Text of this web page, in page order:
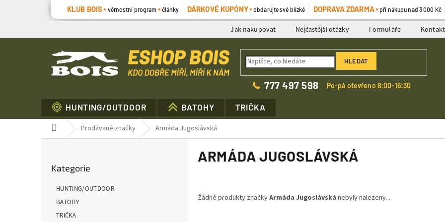
KLUB BOIS věrnostní program články DÁRKOVÉ KUPÓNY obdarujte své blízké DOPRAVA ZDARMA při nákupu nad 3 000 Kč
Jak nakupovat Nejčastější otázky Formuláře
HLEDAT
777 497 598 Po-pá otevřeno 8:00-16:30
HUNTING/OUTDOOR BATOHY TRIČKA
Domů Prodávané značky Armáda Jugoslávská
kategorie
Kategorie
HUNTING/OUTDOOR
BATOHY
TRIČKA
ARMÁDA JUGOSLÁVSKÁ
Žádné produkty značkyArmáda Jugoslávská nebyly nalezeny...